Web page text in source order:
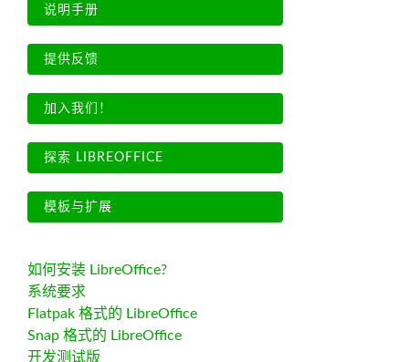
说明手册
提供反馈
加入我们！
探索 LIBREOFFICE
模板与扩展
如何安装 LibreOffice?
系统要求
Flatpak 格式的 LibreOffice
Snap 格式的 LibreOffice
开发测试版